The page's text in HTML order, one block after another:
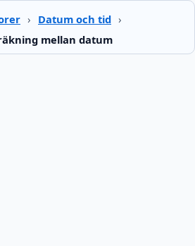
› Datum och tid ›
mellan datum